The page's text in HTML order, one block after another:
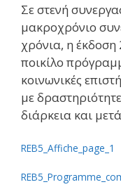
Σε στενή
μακροχρόνιο
χρόνια, η
ποικίλο
κοινωνικές
με
διάρκεια και
REB5_Affiche_page_1